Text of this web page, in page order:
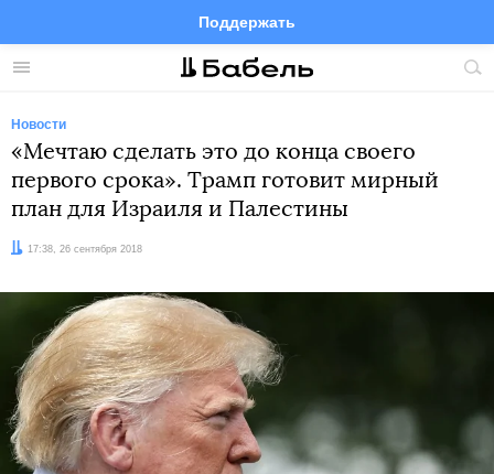
Меню
Поддержать
FacebookTelegramTwitter
Новости
«Мечтаю сделать это до конца своего
первого срока». Трамп готовит мирный
план для Израиля и Палестины
Дата:17:38, 26 сентября 2018